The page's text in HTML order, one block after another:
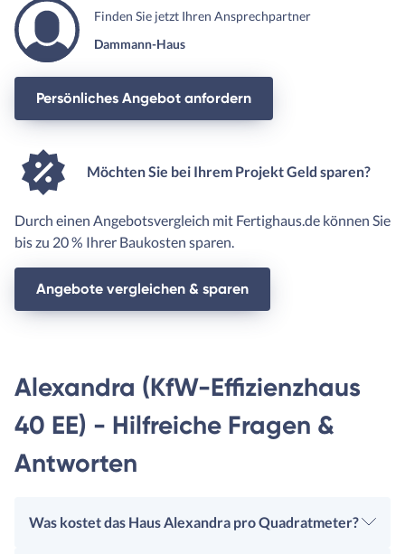
Finden Sie jetzt Ihren Ansprechpartner
Dammann-Haus
Persönliches Angebot anfordern
Möchten Sie bei Ihrem Projekt Geld sparen?
Durch einen Angebotsvergleich mit Fertighaus.de können Sie
bis zu 20 % Ihrer Baukosten sparen.
Angebote vergleichen & sparen
Alexandra (KfW-Effizienzhaus
40 EE) - Hilfreiche Fragen &
Antworten
Was kostet das Haus Alexandra pro Quadratmeter?